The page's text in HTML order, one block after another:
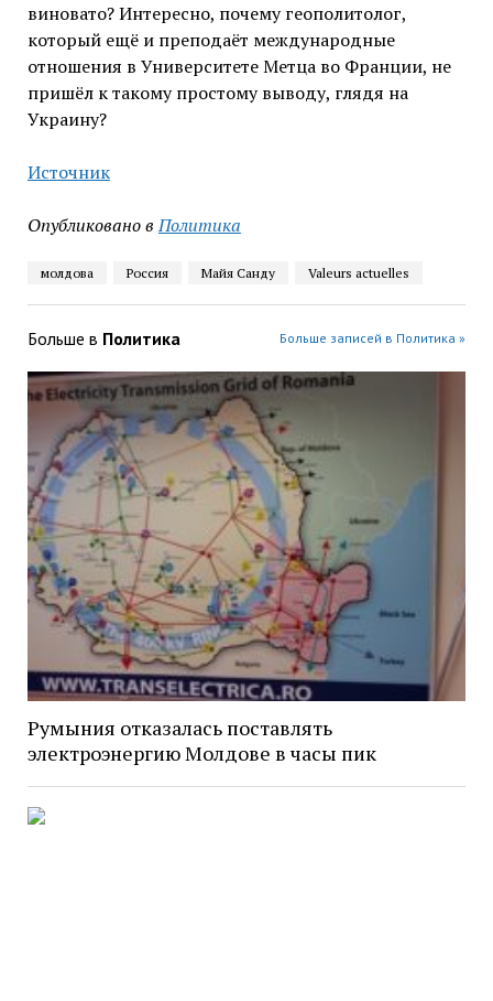
виновато? Интересно, почему геополитолог,
который ещё и преподаёт международные
отношения в Университете Метца во Франции, не
пришёл к такому простому выводу, глядя на
Украину?
Источник
Опубликовано в Политика
молдова Россия Майя Санду Valeurs actuelles
Больше в Политика Больше записей в Политика »
Румыния отказалась поставлять
электроэнергию Молдове в часы пик